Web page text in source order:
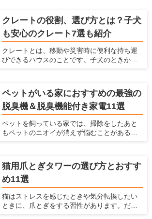
間で過ごしたいなら、ペット対応可のフロー
リングワックスがおすすめです。床に塗るだ
けで滑り止めやキズ防止効果が得られます。
この記事では、フローリングワックスを選ぶ
ポイントとフロアコーティングとの違い、お
すすめ商品5つを紹介します。
クレートの役割、選び方とは？子犬
も安心のクレート7選も紹介
クレートとは、移動や災害時に便利な持ち運
びできるハウスのことです。子犬のときから
は、クレートの使い方と選び方を紹介すると
ともに、素材別おすすめ商品を7つピックアッ
プして紹介します。
ペットがいる家におすすめの最強の
脱臭機＆脱臭機能付き家電11選
ペットを飼っている家では、掃除をしたあと
もペットのニオイが消えず悩むことがあるか
屋のニオイを大きく減らすことができます。
ただ脱臭機を選ぶときには、どれを選べばい
いかわからないことも多いです。今回は、
ペットがいる家で脱臭機を置くとよい理由
や、どうやって選ぶべきか、おすすめの脱臭
機と脱臭機能付き家電を紹介するので参考に
猫用爪とぎタワーの選び方とおすす
め11選
猫はストレスを感じたときや気分転換したい
ときに、爪とぎをする習性があります。だか